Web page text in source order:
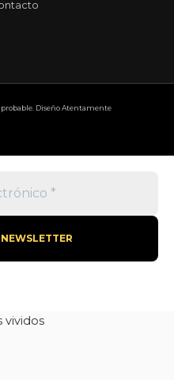
Diseño Atentamente